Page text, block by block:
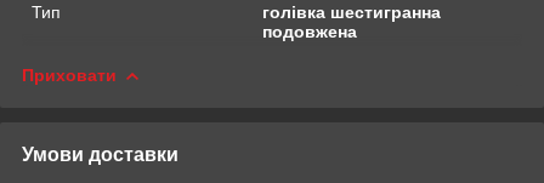
Тип
голівка шестигранна
подовжена
Приховати
Умови доставки